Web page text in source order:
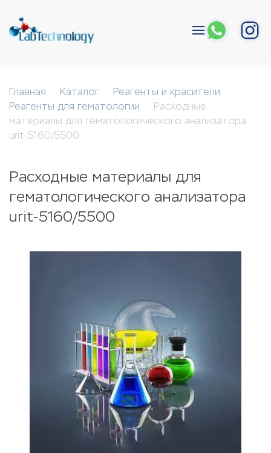
Перейти к содержимому
Главная Каталог
Реагенты и красители
Реагенты для гематологии
Расходные
материалы для гематологического анализатора
urit-5160/5500
Расходные материалы для
гематологического анализатора
urit-5160/5500